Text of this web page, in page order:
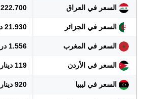
السعر في العراق 222.700 دينار
السعر في الجزائر 21.930 دينار
السعر في المغرب 1.556 درهم
السعر في الأردن 119 دينار
السعر في ليبيا 920 دينار